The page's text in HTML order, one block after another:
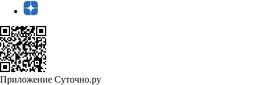
Приложение Суточно.ру